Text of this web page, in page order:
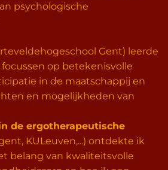
psychologische
Gent) leerde
focussen op betekenisvolle
in de maatschappij en
en mogelijkheden van
de ergotherapeutische
KULeuven,...) ontdekte ik
belang van kwaliteitsvolle